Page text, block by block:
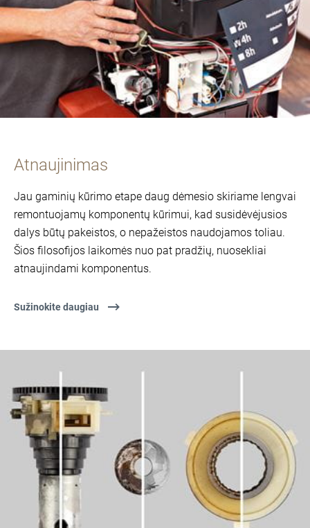
Atnaujinimas
Jau gaminių kūrimo etape daug dėmesio skiriame lengvai
remontuojamų komponentų kūrimui, kad susidėvėjusios
dalys būtų pakeistos, o nepažeistos naudojamos toliau.
Šios filosofijos laikomės nuo pat pradžių, nuosekliai
atnaujindami komponentus.
Sužinokite daugiau